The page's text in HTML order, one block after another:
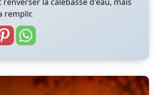
remplir.